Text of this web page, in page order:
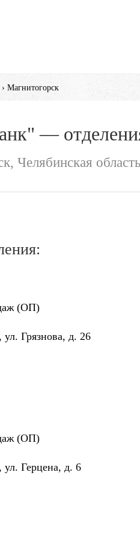
› Магнитогорск
—
Челябинская область
(ОП)
ул. Грязнова, д. 26
(ОП)
ул. Герцена, д. 6